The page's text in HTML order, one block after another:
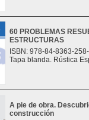
60 PROBLEMAS
ESTRUCTURAS
ISBN: 978-84-8363-
Tapa blanda. Rústica
A pie de obra.
construcción